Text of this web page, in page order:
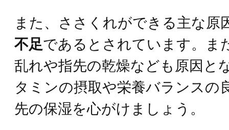
また、ささくれができる主な原
不足であるとされています。ま
乱れや指先の乾燥なども原因と
タミンの摂取や栄養バランスの
先の保湿を心がけましょう。